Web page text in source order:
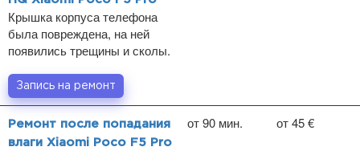
Крышка корпуса телефона
была повреждена, на ней
появились трещины и сколы.
Запись на ремонт
Ремонт после попадания
влаги Xiaomi Poco F5 Pro
от 90 мин. от 45 €